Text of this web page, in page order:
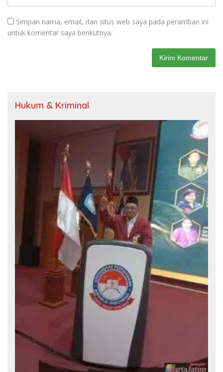
Simpan nama, email, dan situs web saya pada peramban ini
untuk komentar saya berikutnya.
Hukum & Kriminal